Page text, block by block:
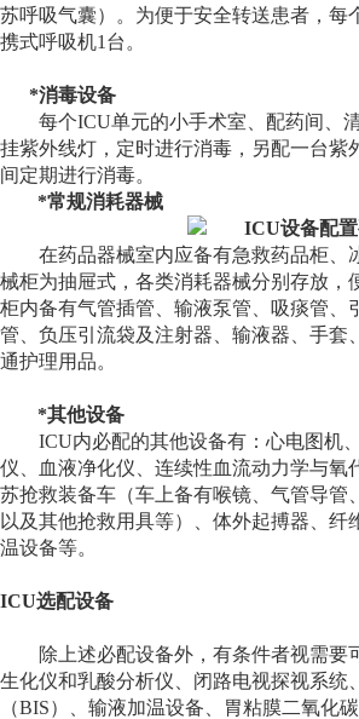
苏呼吸气囊）。为便于安全转送患者，每
携式呼吸机1 台。
*消毒设备
每个ICU单元的小手术室、配药间、
挂紫外线灯，定时进行消毒，另配一台紫
间定期进行消毒。
*常规消耗器械
在药品器械室内应备有急救药品柜、
械柜为抽屉式，各类消耗器械分别存放，
柜内备有气管插管、输液泵管、吸痰管、
管、负压引流袋及注射器、输液器、手套
通护理用品。
*其他设备
ICU内必配的其他设备有：心电图机
仪、血液净化仪、连续性血流动力学与氧
苏抢救装备车（车上备有喉镜、气管导管
以及其他抢救用具等）、体外起搏器、纤
温设备等。
ICU选配设备
除上述必配设备外，有条件者视需要
生化仪和乳酸分析仪、闭路电视探视系统
（BIS）、输液加温设备、胃粘膜二氧化